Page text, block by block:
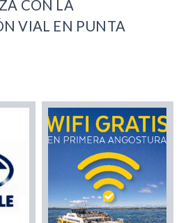
CON LA
VIAL EN PUNTA